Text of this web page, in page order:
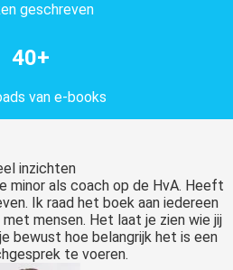
geschreven
40+
van e-books
inzichten
minor als coach op de HvA. Heeft
Ik raad het boek aan iedereen
mensen. Het laat je zien wie jij
bewust hoe belangrijk het is een
te voeren.